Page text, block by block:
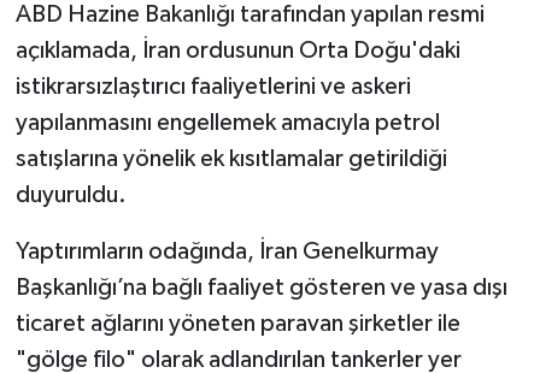
ABD Hazine Bakanlığı tarafından yapılan resmi
açıklamada, İran ordusunun Orta Doğu'daki
istikrarsızlaştırıcı faaliyetlerini ve askeri
yapılanmasını engellemek amacıyla petrol
satışlarına yönelik ek kısıtlamalar getirildiği
duyuruldu.
Yaptırımların odağında, İran Genelkurmay
Başkanlığı’na bağlı faaliyet gösteren ve yasa dışı
ticaret ağlarını yöneten paravan şirketler ile
"gölge filo" olarak adlandırılan tankerler yer